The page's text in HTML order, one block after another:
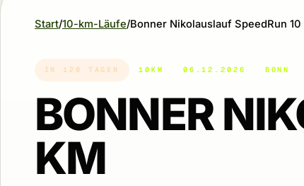
Start 10-km-Läufe Bonner Nikolauslauf SpeedRun 10
IN 120 TAGEN 10KM 06.12.2026 BONN
BONNER
KM